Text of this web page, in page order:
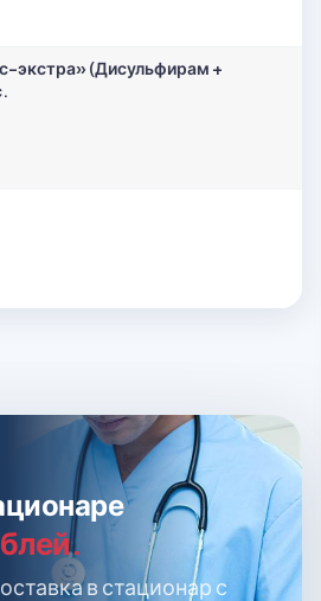
экстра» (Дисульфирам +
в стационар с